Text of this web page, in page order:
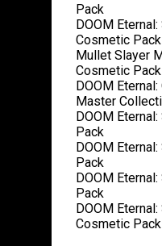
Pack
DOOM
Cosmetic Pack
Mullet Slayer
Cosmetic Pack
DOOM
Master
DOOM
Pack
DOOM
Pack
DOOM
Pack
DOOM
Cosmetic Pack